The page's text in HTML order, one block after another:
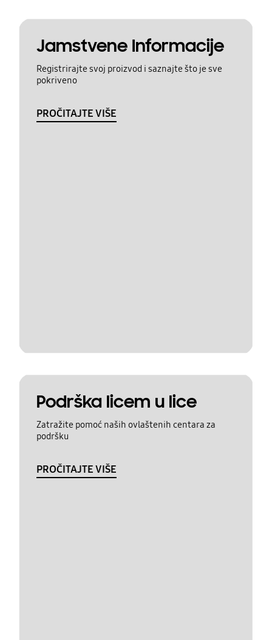
Jamstvene Informacije
Registrirajte svoj proizvod i saznajte što je sve
pokriveno
PROČITAJTE VIŠE
Podrška licem u lice
Zatražite pomoć naših ovlaštenih centara za
podršku
PROČITAJTE VIŠE